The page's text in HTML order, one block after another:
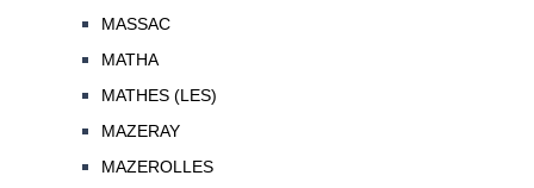
MASSAC
MATHA
MATHES (LES)
MAZERAY
MAZEROLLES